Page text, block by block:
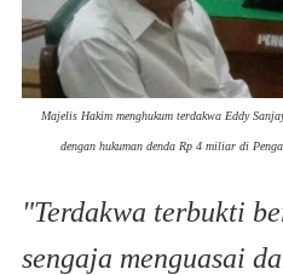
Majelis Hakim menghukum terdakwa Eddy
dengan hukuman denda Rp 4 miliar di
"Terdakwa terbukti
sengaja menguasai